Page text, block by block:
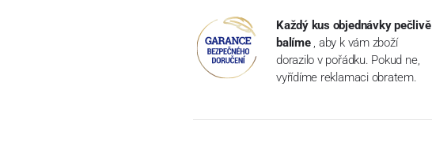
Každý kus objednávky pečlivě
balíme , aby k vám zboží
dorazilo v pořádku. Pokud ne,
vyřídíme reklamaci obratem.